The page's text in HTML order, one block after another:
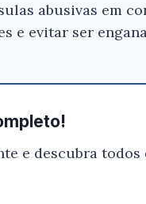
abusivas em
e evitar ser
e descubra todos
- Rizzatto Nunes